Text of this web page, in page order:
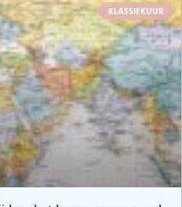
KLASSIEKUUR